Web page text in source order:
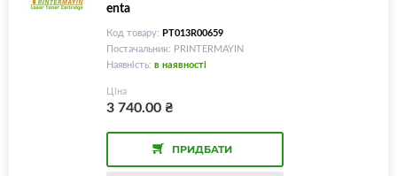
enta
Код товару: PT013R00659
Постачальник: PRINTERMAYIN
Наявність: в наявності
Ціна
3 740.00₴
ПРИДБАТИ